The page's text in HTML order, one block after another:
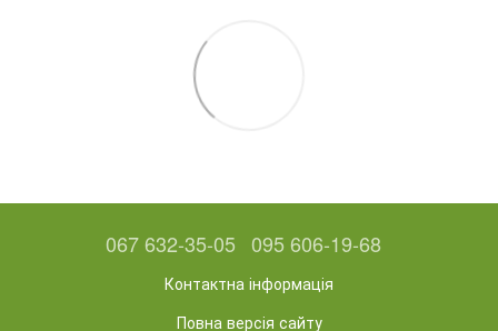
067 632-35-05 095 606-19-68
Контактна інформація
Повна версія сайту